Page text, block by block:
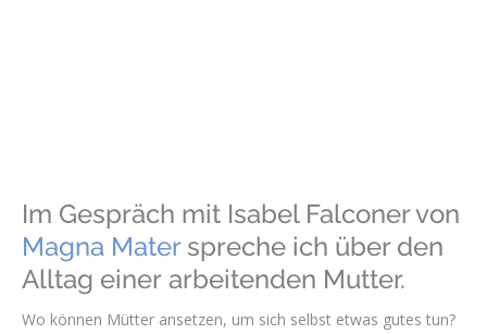
Im Gespräch mit Isabel Falconer von
Magna Materspreche ich über den
Alltag einer arbeitenden Mutter.
Wo können Mütter ansetzen, um sich selbst etwas gutes tun?